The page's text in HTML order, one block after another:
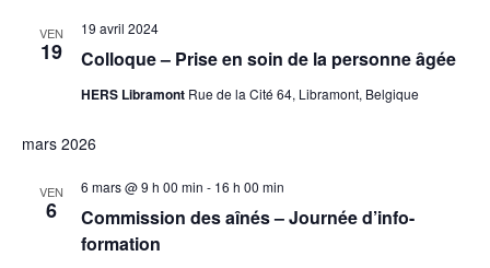
VEN
19 Colloque – Prise en soin de la personne âgée
19 avril 2024
HERS Libramont Rue de la Cité 64, Libramont, Belgique
mars 2026
VEN
6
Commission des aînés – Journée d’info-
formation
6 mars @ 9 h 00 min - 16 h 00 min